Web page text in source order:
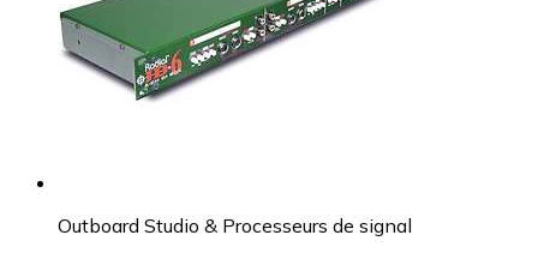
Outboard Studio & Processeurs de signal